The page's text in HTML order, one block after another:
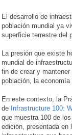
El desarrollo de
población mundial ya
superficie terrestre del
La presión que existe
mundial de
fin de crear y
población, la economía
En este contexto, la
de Infrastructure 100:
que muestra 100 de
edición, presentada en